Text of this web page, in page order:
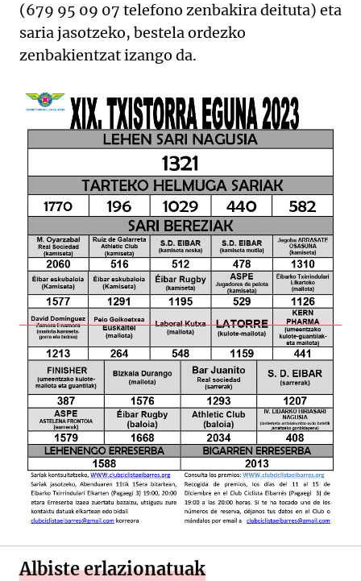
(679 95 09 07 telefono zenbakira deituta) eta
saria jasotzeko, bestela ordezko
zenbakientzat izango da.
Albiste erlazionatuak